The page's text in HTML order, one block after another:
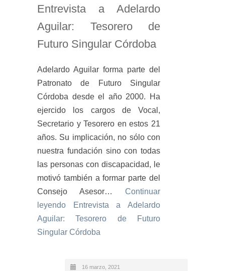
Entrevista a Adelardo
Aguilar: Tesorero de
Futuro Singular Córdoba
Adelardo Aguilar forma parte del
Patronato de Futuro Singular
Córdoba desde el año 2000. Ha
ejercido los cargos de Vocal,
Secretario y Tesorero en estos 21
años. Su implicación, no sólo con
nuestra fundación sino con todas
las personas con discapacidad, le
motivó también a formar parte del
Consejo Asesor… Continuar
leyendo Entrevista a Adelardo
Aguilar: Tesorero de Futuro
Singular Córdoba
16 marzo, 2021